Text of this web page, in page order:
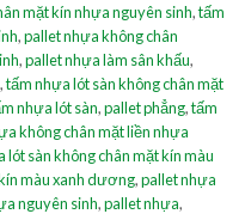
mặt kín nhựa nguyên sinh,tấm
,pallet nhựa không chân
,pallet nhựa làm sân khấu,
,tấm nhựa lót sàn không chân mặt
nhựa lót sàn,pallet phẳng,tấm
không chân mặt liền nhựa
lót sàn không chân mặt kín màu
màu xanh dương,pallet nhựa
nguyên sinh,pallet nhựa,